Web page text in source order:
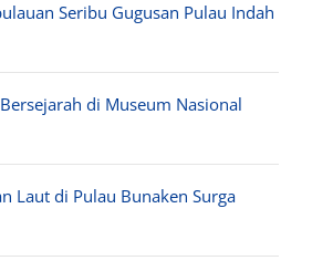
Seribu Gugusan Pulau Indah
di Museum Nasional
Laut di Pulau Bunaken Surga